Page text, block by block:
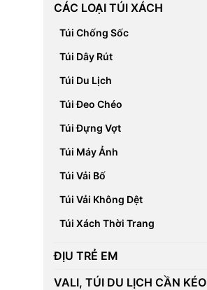
CÁC LOẠI TÚI XÁCH
Túi Chống Sốc
Túi Dây Rút
Túi Du Lịch
Túi Đeo Chéo
Túi Đựng Vợt
Túi Máy Ảnh
Túi Vải Bố
Túi Vải Không Dệt
Túi Xách Thời Trang
ĐỊU TRẺ EM
VALI, TÚI DU LỊCH CẦN KÉO